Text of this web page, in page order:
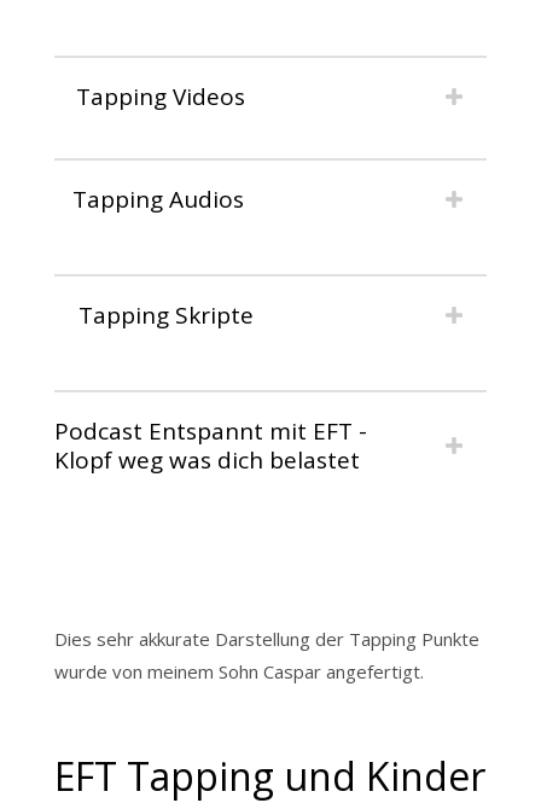
Tapping Videos
Tapping Audios
Tapping Skripte
Podcast Entspannt mit EFT -
Klopf weg was dich belastet
Dies sehr akkurate Darstellung der Tapping Punkte
wurde von meinem Sohn Caspar angefertigt.
EFT Tapping und Kinder